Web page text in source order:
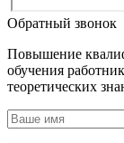
Обратный звонок
Повышение
обучения
теоретических